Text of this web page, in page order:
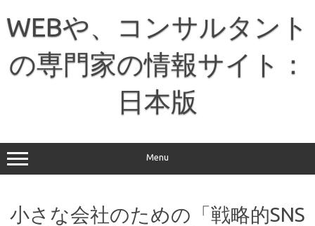
テWEBや、コンサルタント
の専門家の情報サイト：
日本版
Menu
小さな会社のための「戦略的SNS